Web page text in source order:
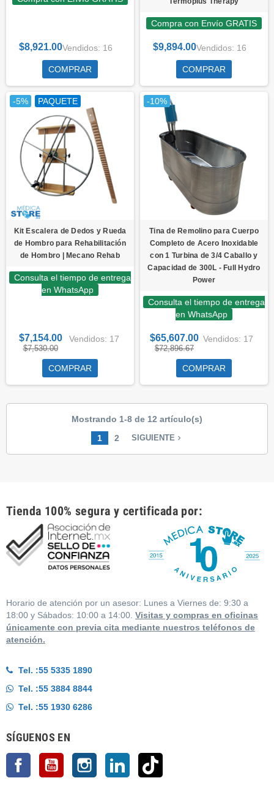
Vendidos: 16
$8,921.00
COMPRAR
Compra con Envío GRATIS
Vendidos: 16
$9,894.00
COMPRAR
-5% PAQUETE
Kit Escalera de Dedos y Rueda
de Hombro para Rehabilitación
de Hombro | Mecano Rehab
Consulta el tiempo de entrega
en WhatsApp
Vendidos: 17
$7,154.00
$7,530.00
COMPRAR
-10%
Tina de Remolino para Cuerpo
Completo de Acero Inoxidable
con 1 Turbina de 3/4 Caballo y
Capacidad de 300L - Full Hydro
Power
Consulta el tiempo de entrega
en WhatsApp
Vendidos: 17
$65,607.00
$72,896.67
COMPRAR
Mostrando 1-8 de 12 artículo(s)
1
2 SIGUIENTE navigate_next
Tienda 100% segura y certificada por:
Horario de atención por un asesor: Lunes a Viernes de: 9:30 a
18:00 y Sábados: 10:00 a 14:00. Visitas y compras en oficinas
únicamente con previa cita mediante nuestros teléfonos de
atención.
Tel. :55 5335 1890
Tel. :55 3884 8844
Tel. :55 1930 6286
SÍGUENOS EN
Facebook YouTube Instagram LinkedIn